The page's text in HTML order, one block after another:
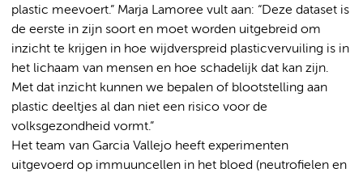
plastic meevoert.” Marja Lamoree vult aan: “Deze dataset is
de eerste in zijn soort en moet worden uitgebreid om
inzicht te krijgen in hoe wijdverspreid plasticvervuiling is in
het lichaam van mensen en hoe schadelijk dat kan zijn.
Met dat inzicht kunnen we bepalen of blootstelling aan
plastic deeltjes al dan niet een risico voor de
volksgezondheid vormt.”
Het team van Garcia Vallejo heeft experimenten
uitgevoerd op immuuncellen in het bloed (neutrofielen en